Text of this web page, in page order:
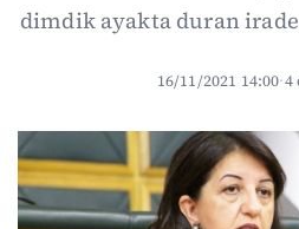
dimdik ayakta duran
16/11/2021 14:00·4